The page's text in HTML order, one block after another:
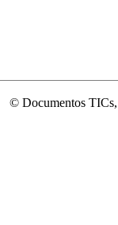
© Documentos